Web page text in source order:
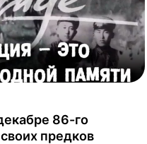
86-го
предков